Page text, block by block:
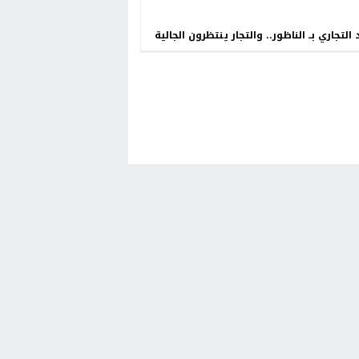
التجاري بــ الناظور.. والتجار ينتظرون الجالية